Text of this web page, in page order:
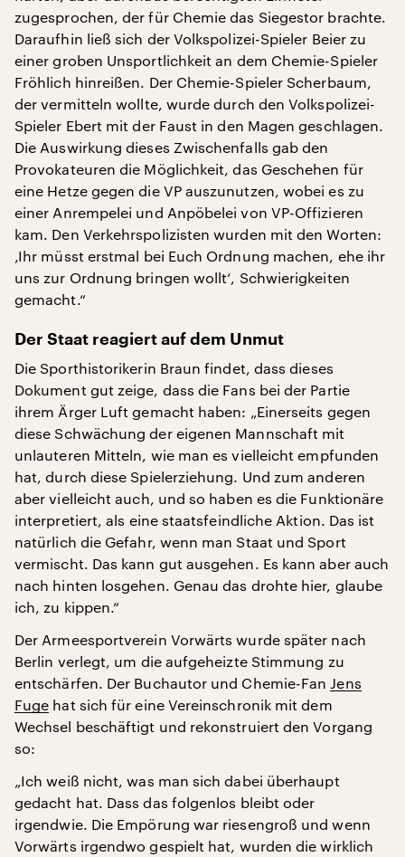
zugesprochen, der für Chemie das Siegestor brachte.
Daraufhin ließ sich der Volkspolizei-Spieler Beier zu
einer groben Unsportlichkeit an dem Chemie-Spieler
Fröhlich hinreißen. Der Chemie-Spieler Scherbaum,
der vermitteln wollte, wurde durch den Volkspolizei-
Spieler Ebert mit der Faust in den Magen geschlagen.
Die Auswirkung dieses Zwischenfalls gab den
Provokateuren die Möglichkeit, das Geschehen für
eine Hetze gegen die VP auszunutzen, wobei es zu
einer Anrempelei und Anpöbelei von VP-Offizieren
kam. Den Verkehrspolizisten wurden mit den Worten:
‚Ihr müsst erstmal bei Euch Ordnung machen, ehe ihr
uns zur Ordnung bringen wollt‘, Schwierigkeiten
gemacht.“
Der Staat reagiert auf dem Unmut
Die Sporthistorikerin Braun findet, dass dieses
Dokument gut zeige, dass die Fans bei der Partie
ihrem Ärger Luft gemacht haben: „Einerseits gegen
diese Schwächung der eigenen Mannschaft mit
unlauteren Mitteln, wie man es vielleicht empfunden
hat, durch diese Spielerziehung. Und zum anderen
aber vielleicht auch, und so haben es die Funktionäre
interpretiert, als eine staatsfeindliche Aktion. Das ist
natürlich die Gefahr, wenn man Staat und Sport
vermischt. Das kann gut ausgehen. Es kann aber auch
nach hinten losgehen. Genau das drohte hier, glaube
ich, zu kippen.“
Der Armeesportverein Vorwärts wurde später nach
Berlin verlegt, um die aufgeheizte Stimmung zu
entschärfen. Der Buchautor und Chemie-FanJens
Fuge hat sich für eine Vereinschronik mit dem
Wechsel beschäftigt und rekonstruiert den Vorgang
so:
„Ich weiß nicht, was man sich dabei überhaupt
gedacht hat. Dass das folgenlos bleibt oder
irgendwie. Die Empörung war riesengroß und wenn
Vorwärts irgendwo gespielt hat, wurden die wirklich